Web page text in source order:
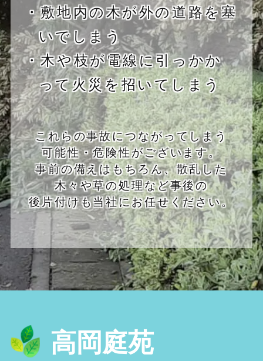
・敷地内の木が外の道路を塞
いでしまう
・木や枝が電線に引っかか
って火災を招いてしまう
これらの事故につながってしまう
可能性・危険性がございます。
事前の備えはもちろん、散乱した
木々や草の処理など事後の
後片付けも当社にお任せください。
高岡庭苑